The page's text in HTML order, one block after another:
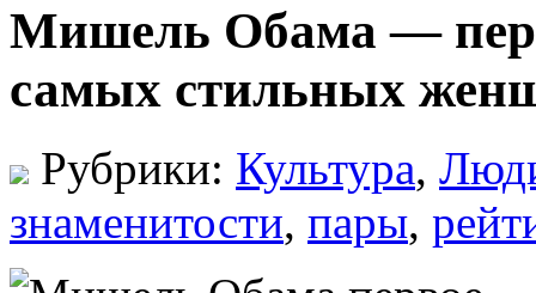
Мишель Обама —
самых стильных
Рубрики: Культура,
знаменитости, пары,